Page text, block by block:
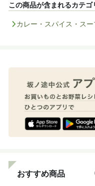
この商品が含まれるカテゴ
カレー・スパイス・スー
おすすめ商品